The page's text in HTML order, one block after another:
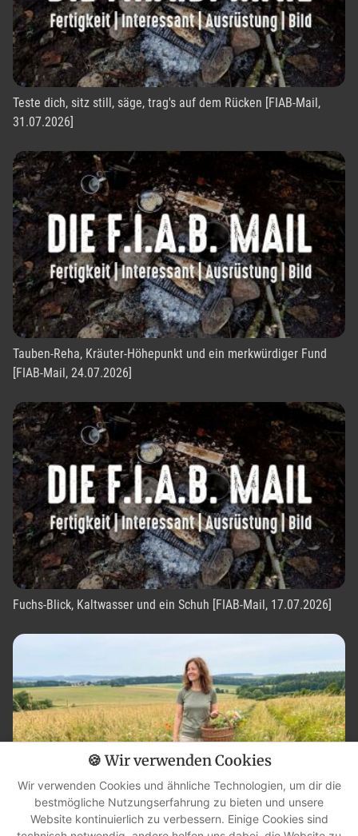
Teste dich, sitz still, säge, trag's auf dem Rücken [FIAB-Mail,
31.07.2026]
Tauben-Reha, Kräuter-Höhepunkt und ein merkwürdiger Fund
[FIAB-Mail, 24.07.2026]
Fuchs-Blick, Kaltwasser und ein Schuh [FIAB-Mail, 17.07.2026]
🍪 Wir verwenden Cookies
Wir verwenden Cookies und ähnliche Technologien, um dir die
bestmögliche Nutzungserfahrung zu bieten und unsere
Website kontinuierlich zu verbessern. Einige Cookies sind